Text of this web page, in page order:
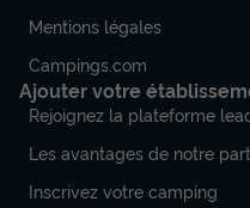
Mentions légales
Campings.com
Ajouter votre
Rejoignez la plateforme
Les avantages de notre
Inscrivez votre camping